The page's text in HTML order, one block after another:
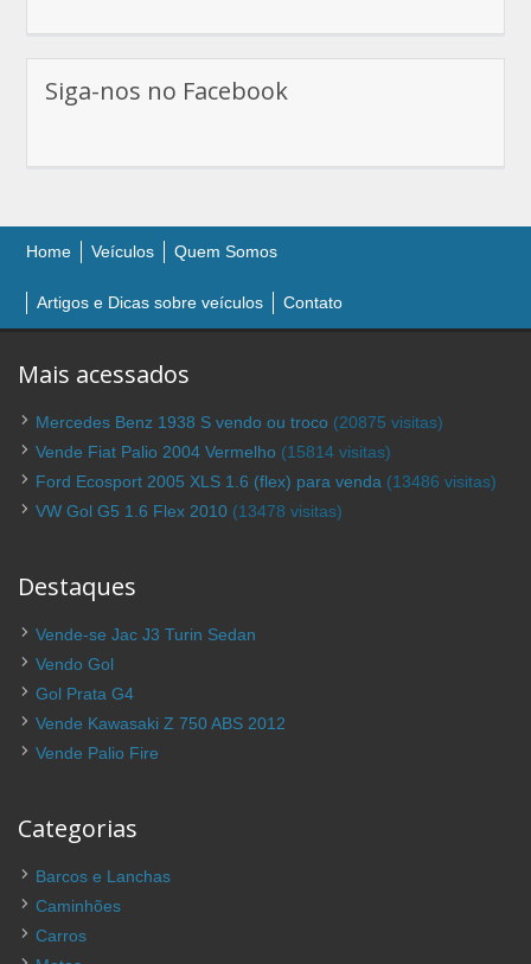
Siga-nos no Facebook
Home Veículos Quem Somos
Artigos e Dicas sobre veículos Contato
Mais acessados
Mercedes Benz 1938 S vendo ou troco (20875 visitas)
Vende Fiat Palio 2004 Vermelho (15814 visitas)
Ford Ecosport 2005 XLS 1.6 (flex) para venda (13486 visitas)
VW Gol G5 1.6 Flex 2010 (13478 visitas)
Destaques
Vende-se Jac J3 Turin Sedan
Vendo Gol
Gol Prata G4
Vende Kawasaki Z 750 ABS 2012
Vende Palio Fire
Categorias
Barcos e Lanchas
Caminhões
Carros